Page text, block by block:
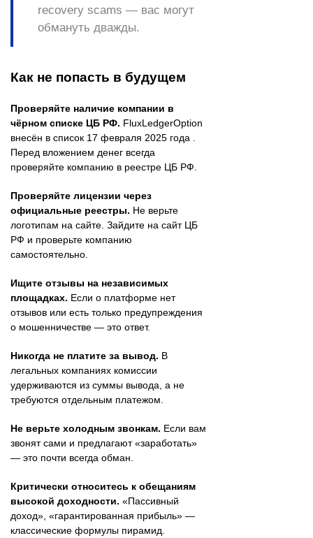
recovery scams — вас могут
обмануть дважды.
Как не попасть в будущем
Проверяйте наличие компании в
чёрном списке ЦБ РФ. FluxLedgerOption
внесён в список 17 февраля 2025 года .
Перед вложением денег всегда
проверяйте компанию в реестре ЦБ РФ.
Проверяйте лицензии через
официальные реестры. Не верьте
логотипам на сайте. Зайдите на сайт ЦБ
РФ и проверьте компанию
самостоятельно.
Ищите отзывы на независимых
площадках. Если о платформе нет
отзывов или есть только предупреждения
о мошенничестве — это ответ.
Никогда не платите за вывод. В
легальных компаниях комиссии
удерживаются из суммы вывода, а не
требуются отдельным платежом.
Не верьте холодным звонкам. Если вам
звонят сами и предлагают «заработать»
— это почти всегда обман.
Критически относитесь к обещаниям
высокой доходности. «Пассивный
доход», «гарантированная прибыль» —
классические формулы пирамид.